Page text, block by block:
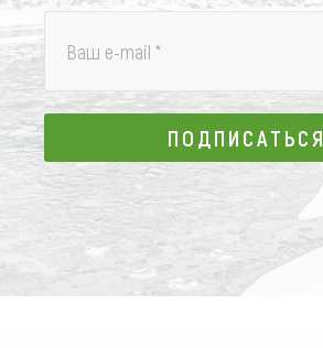
Ваш e-mail *
ПОДПИСАТЬСЯ
ПОДПИСАТЬСЯ